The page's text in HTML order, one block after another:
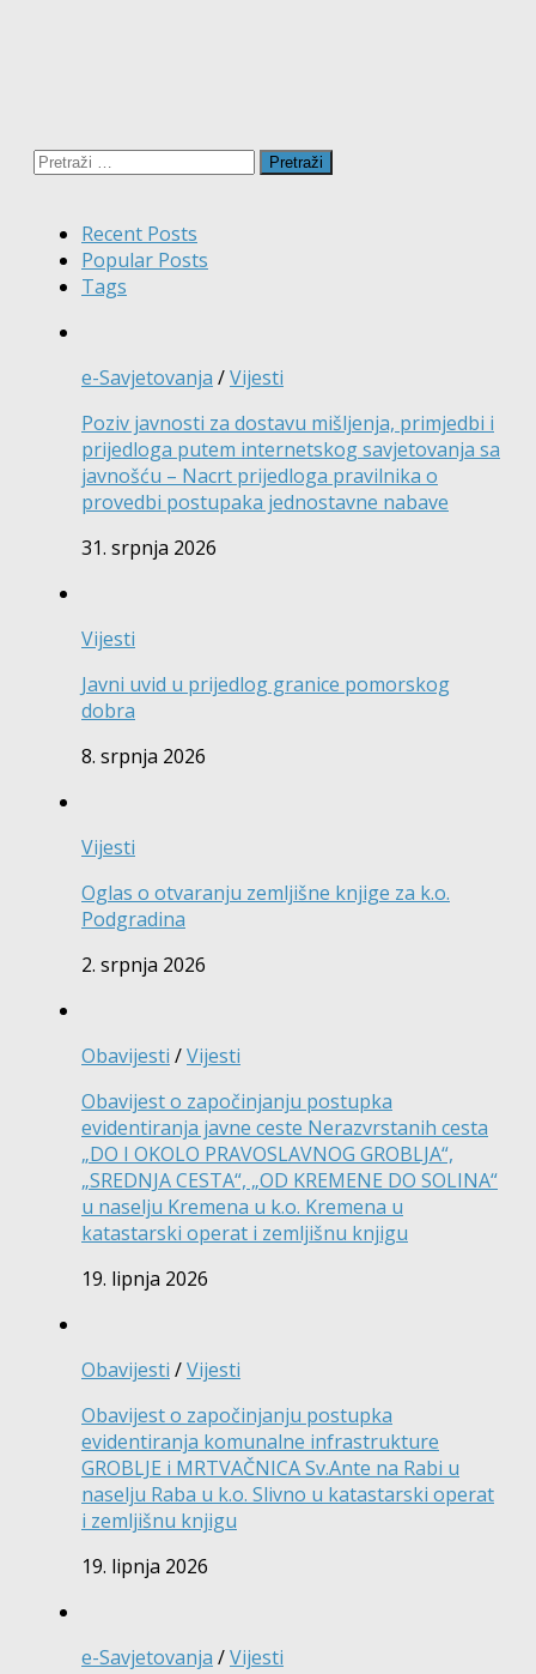
Pretraži:
Recent Posts
Popular Posts
Tags
e-Savjetovanja /Vijesti
Poziv javnosti za dostavu mišljenja, primjedbi i
prijedloga putem internetskog savjetovanja sa
javnošću – Nacrt prijedloga pravilnika o
provedbi postupaka jednostavne nabave
31. srpnja 2026
Vijesti
Javni uvid u prijedlog granice pomorskog
dobra
8. srpnja 2026
Vijesti
Oglas o otvaranju zemljišne knjige za k.o.
Podgradina
2. srpnja 2026
Obavijesti /Vijesti
Obavijest o započinjanju postupka
evidentiranja javne ceste Nerazvrstanih cesta
„DO I OKOLO PRAVOSLAVNOG GROBLJA“,
„SREDNJA CESTA“, „OD KREMENE DO SOLINA“
u naselju Kremena u k.o. Kremena u
katastarski operat i zemljišnu knjigu
19. lipnja 2026
Obavijesti /Vijesti
Obavijest o započinjanju postupka
evidentiranja komunalne infrastrukture
GROBLJE i MRTVAČNICA Sv.Ante na Rabi u
naselju Raba u k.o. Slivno u katastarski operat
i zemljišnu knjigu
19. lipnja 2026
e-Savjetovanja /Vijesti